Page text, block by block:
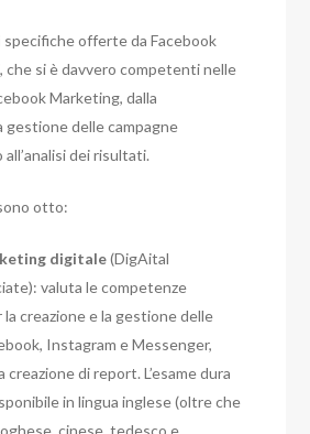
specifiche offerte da Facebook
si è davvero competenti nelle
Marketing, dalla
gestione delle campagne
dei risultati.
otto:
digitale(DigAital
valuta le competenze
creazione e la gestione delle
Instagram e Messenger,
di report. L’esame dura
in lingua inglese (oltre che
cinese, tedesco e